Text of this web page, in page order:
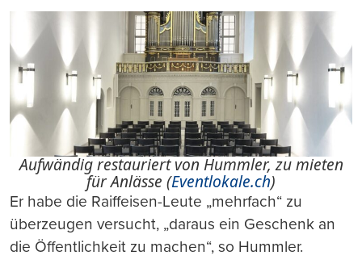
Aufwändig restauriert von Hummler, zu mieten
für Anlässe (Eventlokale.ch)
Er habe die Raiffeisen-Leute „mehrfach“ zu
überzeugen versucht, „daraus ein Geschenk an
die Öffentlichkeit zu machen“, so Hummler.